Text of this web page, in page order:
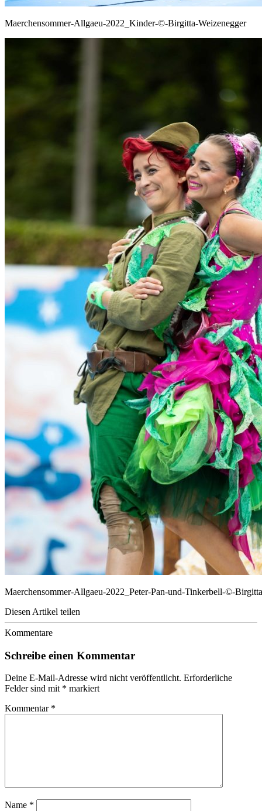
Maerchensommer-Allgaeu-2022_Kinder-©-Birgitta-Weizenegger
Maerchensommer-Allgaeu-2022_Peter-Pan-und-Tinkerbell-©-
Diesen Artikel teilen
Kommentare
Schreibe einen Kommentar
Deine E-Mail-Adresse wird nicht veröffentlicht. Erforderliche
Felder sind mit * markiert
Kommentar *
Name *